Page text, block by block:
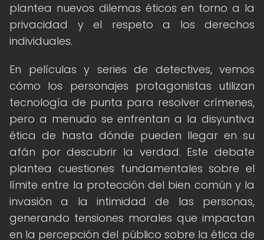
plantea nuevos dilemas éticos en torno a la
privacidad y el respeto a los derechos
individuales.
En películas y series de detectives, vemos
cómo los personajes protagonistas utilizan
tecnología de punta para resolver crímenes,
pero a menudo se enfrentan a la disyuntiva
ética de hasta dónde pueden llegar en su
afán por descubrir la verdad. Este debate
plantea cuestiones fundamentales sobre el
límite entre la protección del bien común y la
invasión a la intimidad de las personas,
generando tensiones morales que impactan
en la percepción del público sobre la ética de